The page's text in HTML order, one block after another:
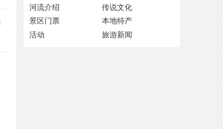
河流介绍
传说文化
景区门票
本地特产
活动
旅游新闻